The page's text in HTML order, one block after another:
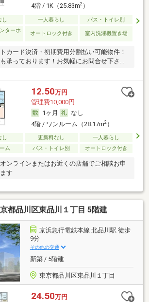
4階 / 1K（25.83m2）
し 一人暮らし
バス・トイレ別
ターホ
オートロック付き 室内洗濯機置き場
カード決済・初期費用分割払い可能物件！
承っております！お気軽にお問合せ下さ
12.50万円
管理費10,000円
1ヶ月
なし
4階 / ワンルーム（28.17m2）
し 更新料なし
一人暮らし
ム
バス・トイレ別 オートロック付き
ンラインまたはお近くの店舗でご相談お申
す
都品川区東品川１丁目 5階建
京浜急行電鉄本線 北品川駅 徒歩
9分
その他の交通
新築 / 5階建
東京都品川区東品川１丁目
24.50万円